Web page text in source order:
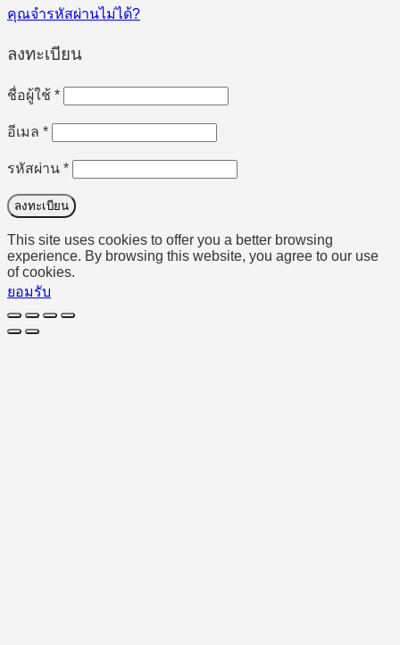
คุณจำรหัสผ่านไม่ได้?
ลงทะเบียน
ชื่อผู้ใช้ *ต้องการ
อีเมล *ต้องการ
รหัสผ่าน *ต้องการ
ลงทะเบียน
This site uses cookies to offer you a better browsing
experience. By browsing this website, you agree to our use
of cookies.
ยอมรับ